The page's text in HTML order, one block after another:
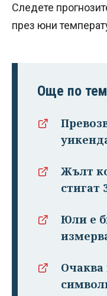
Следете
през юни
Още по
Жълт
стигат
Юли е